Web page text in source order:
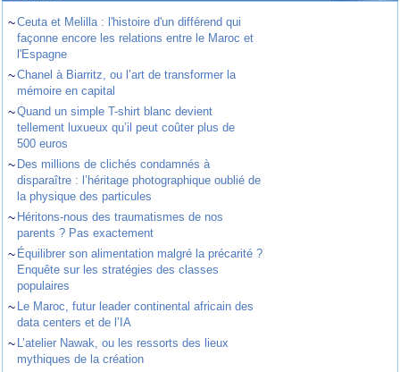
~Ceuta et Melilla : l'histoire d'un différend qui
façonne encore les relations entre le Maroc et
l'Espagne
~Chanel à Biarritz, ou l’art de transformer la
mémoire en capital
~Quand un simple T-shirt blanc devient
tellement luxueux qu’il peut coûter plus de
500 euros
~ Des millions de clichés condamnés à
disparaître : l’héritage photographique oublié de
la physique des particules
~ Héritons-nous des traumatismes de nos
parents ? Pas exactement
~ Équilibrer son alimentation malgré la précarité ?
Enquête sur les stratégies des classes
populaires
~ Le Maroc, futur leader continental africain des
data centers et de l’IA
~ L’atelier Nawak, ou les ressorts des lieux
mythiques de la création